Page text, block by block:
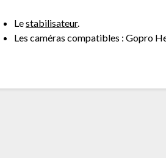
Lestabilisateur.
Les caméras compatibles : Gopro